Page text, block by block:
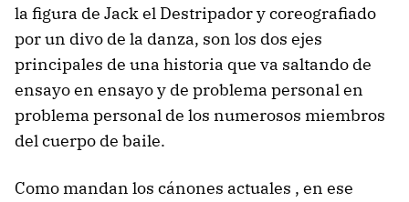
la figura de Jack el Destripador y coreografiado
por un divo de la danza, son los dos ejes
principales de una historia que va saltando de
ensayo en ensayo y de problema personal en
problema personal de los numerosos miembros
del cuerpo de baile.
Como mandan los cánones actuales , en ese